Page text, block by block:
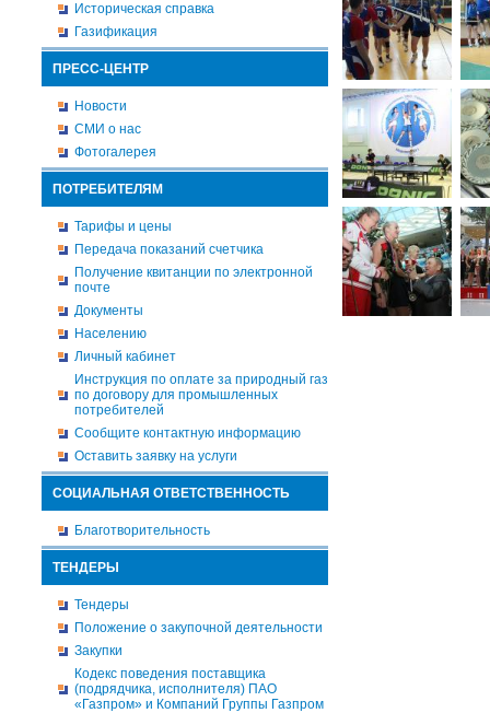
Историческая справка
Газификация
ПРЕСС-ЦЕНТР
Новости
СМИ о нас
Фотогалерея
ПОТРЕБИТЕЛЯМ
Тарифы и цены
Передача показаний счетчика
Получение квитанции по электронной
почте
Документы
Населению
Личный кабинет
Инструкция по оплате за природный газ
по договору для промышленных
потребителей
Сообщите контактную информацию
Оставить заявку на услуги
СОЦИАЛЬНАЯ ОТВЕТСТВЕННОСТЬ
Благотворительность
ТЕНДЕРЫ
Тендеры
Положение о закупочной деятельности
Закупки
Кодекс поведения поставщика
(подрядчика, исполнителя) ПАО
«Газпром» и Компаний Группы Газпром